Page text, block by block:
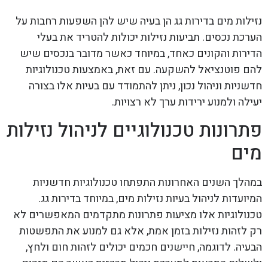
נזילות מים בדירות גג הן בעיה שיש להן השפעות רחבות על
הערכת נכסים. תביעות נזילות יכולות להטריד את בעלי
הדירות והקונים כאחד, במיוחד כאשר מדובר בנכסים שיש
להם פוטנציאל להשקעה. עם זאת, באמצעות טכנולוגיות
חדשניות וניהול נכון, ניתן להתמודד עם בעיות אלו בצורה
יעילה ולמנוע ירידות ערך לא רצויות.
פתרונות טכנולוגיים לניהול נזילות
מים
במהלך השנים האחרונות התפתחו טכנולוגיות חדשניות
המיועדות לניהול בעיות נזילות מים, במיוחד בדירות גג.
טכנולוגיות אלו מציעות פתרונות מתקדמים המאפשרים לא
רק לזהות נזילות בזמן אמת, אלא גם למנוע את התפשטות
הבעיה. לדוגמה, חיישנים חכמים יכולים לזהות חום ולחץ,